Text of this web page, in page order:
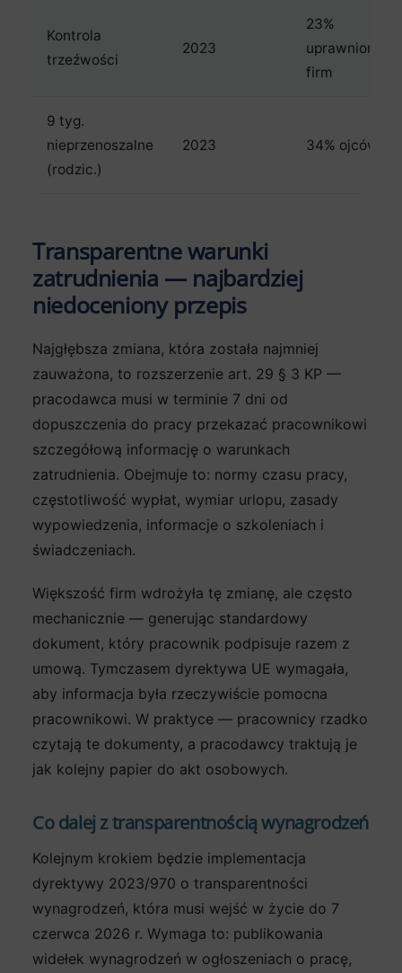
Kontrola
trzeźwości
2023
23%
uprawnionych
firm
9 tyg.
nieprzenoszalne
(rodzic.)
2023 34% ojców
Transparentne warunki
zatrudnienia — najbardziej
niedoceniony przepis
Najgłębsza zmiana, która została najmniej
zauważona, to rozszerzenie art. 29 § 3 KP —
pracodawca musi w terminie 7 dni od
dopuszczenia do pracy przekazać pracownikowi
szczegółową informację o warunkach
zatrudnienia. Obejmuje to: normy czasu pracy,
częstotliwość wypłat, wymiar urlopu, zasady
wypowiedzenia, informacje o szkoleniach i
świadczeniach.
Większość firm wdrożyła tę zmianę, ale często
mechanicznie — generując standardowy
dokument, który pracownik podpisuje razem z
umową. Tymczasem dyrektywa UE wymagała,
aby informacja była rzeczywiście pomocna
pracownikowi. W praktyce — pracownicy rzadko
czytają te dokumenty, a pracodawcy traktują je
jak kolejny papier do akt osobowych.
Co dalej z transparentnością wynagrodzeń
Kolejnym krokiem będzie implementacja
dyrektywy 2023/970 o transparentności
wynagrodzeń, która musi wejść w życie do 7
czerwca 2026 r. Wymaga to: publikowania
widełek wynagrodzeń w ogłoszeniach o pracę,